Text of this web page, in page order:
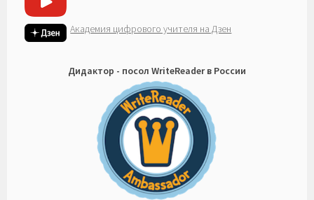
Академия цифрового учителя на Дзен
Дидактор - посол WriteReader в России